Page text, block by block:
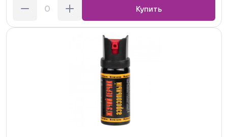
Купить